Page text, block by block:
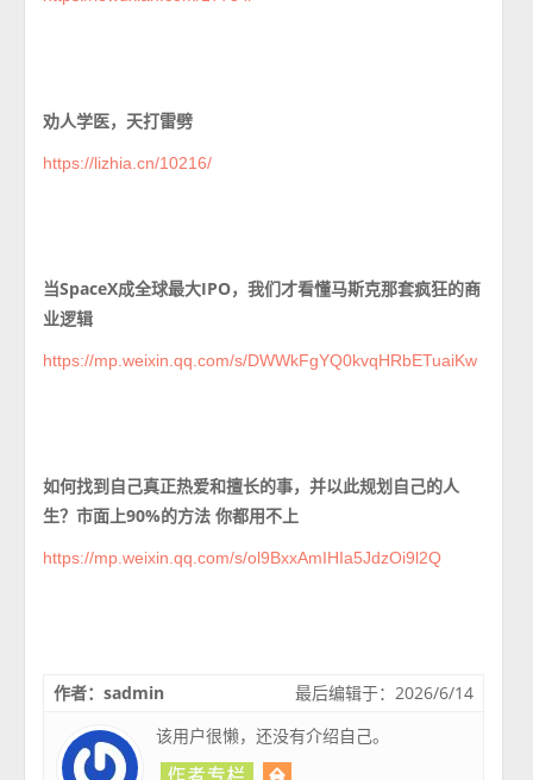
劝人学医，天打雷劈
https://lizhia.cn/10216/
当SpaceX成全球最大IPO，我们才看懂马斯克那套疯狂的商
业逻辑
https://mp.weixin.qq.com/s/DWWkFgYQ0kvqHRbETuaiKw
如何找到自己真正热爱和擅长的事，并以此规划自己的人
生？市面上90%的方法 你都用不上
https://mp.weixin.qq.com/s/ol9BxxAmIHIa5JdzOi9l2Q
最后编辑于：2026/6/14
作者：sadmin
该用户很懒，还没有介绍自己。